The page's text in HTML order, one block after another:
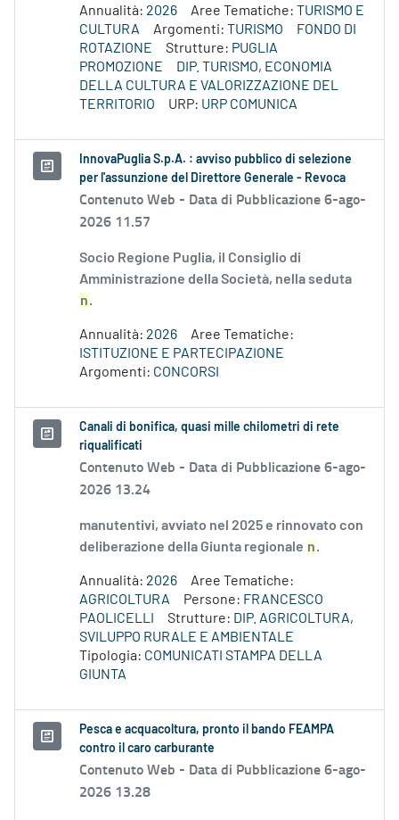
Annualità: 2026 Aree Tematiche: TURISMO E
CULTURA
Argomenti: TURISMO
FONDO DI
ROTAZIONE
Strutture: PUGLIA
PROMOZIONE
DIP. TURISMO, ECONOMIA
DELLA CULTURA E VALORIZZAZIONE DEL
TERRITORIO
URP: URP COMUNICA
InnovaPuglia S.p.A. : avviso pubblico di selezione
per l'assunzione del Direttore Generale - Revoca
Contenuto Web - Data di Pubblicazione 6-ago-
2026 11.57
Socio Regione Puglia, il Consiglio di
Amministrazione della Società, nella seduta
n.
Annualità: 2026
Aree Tematiche:
ISTITUZIONE E PARTECIPAZIONE
Argomenti: CONCORSI
Canali di bonifica, quasi mille chilometri di rete
riqualificati
Contenuto Web - Data di Pubblicazione 6-ago-
2026 13.24
manutentivi, avviato nel 2025 e rinnovato con
deliberazione della Giunta regionale n.
Annualità: 2026
Aree Tematiche:
AGRICOLTURA
Persone: FRANCESCO
PAOLICELLI
Strutture: DIP. AGRICOLTURA,
SVILUPPO RURALE E AMBIENTALE
Tipologia: COMUNICATI STAMPA DELLA
GIUNTA
Pesca e acquacoltura, pronto il bando FEAMPA
contro il caro carburante
Contenuto Web - Data di Pubblicazione 6-ago-
2026 13.28